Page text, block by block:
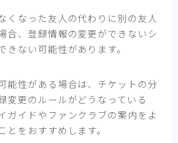
くなった友人の代わりに別の友人
合、登録情報の変更ができないシ
きない可能性があります。
能性がある場合は、チケットの分
変更のルールがどうなっている
ガイドやファンクラブの案内をよ
とをおすすめします。